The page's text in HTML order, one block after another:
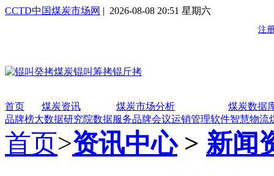
CCTD中国煤炭市场网 | 2026-08-08 20:51 星期六
首页 煤炭资讯 煤炭市场分析
煤炭数据
品牌榜大数据研究院数据服务品牌会议运销管理软件智慧物流
首页>资讯中心> 新闻